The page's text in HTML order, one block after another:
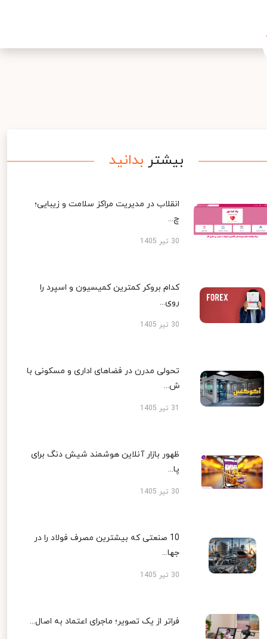
بیشتر بدانید
انقلاب در مدیریت مراکز سلامت و زیبایی؛
چ...
30 تیر 1405
کدام بروکر کمترین کمیسیون و اسپرد را
روی...
30 تیر 1405
تحولی مدرن در فضاهای اداری و مسکونی با
ش...
ظهور بازار آنلاین هوشمند شیش دنگ برای
پا...
30 تیر 1405
10 صنعتی که بیشترین مصرف فولاد را در
جها...
30 تیر 1405
فراتر از یک تصویر؛ ماجرای اعتماد به اصال...